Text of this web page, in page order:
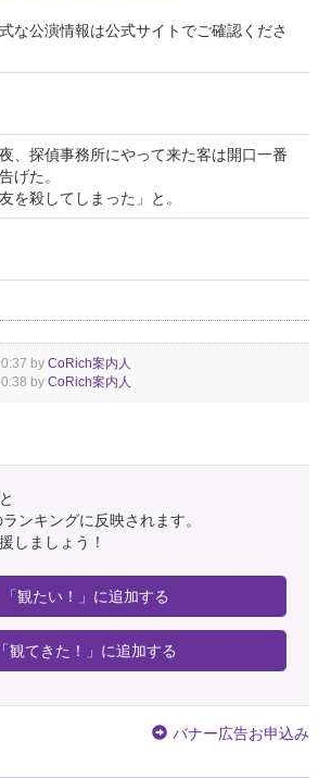
な公演情報は公式サイトでご確認くださ
、探偵事務所にやって来た客は開口一番
げた。
友を殺してしまった」と。
by CoRich案内人
by CoRich案内人
ンキングに反映されます。
しましょう！
「観たい！」に追加する
「観てきた！」に追加する
バナー広告お申込み